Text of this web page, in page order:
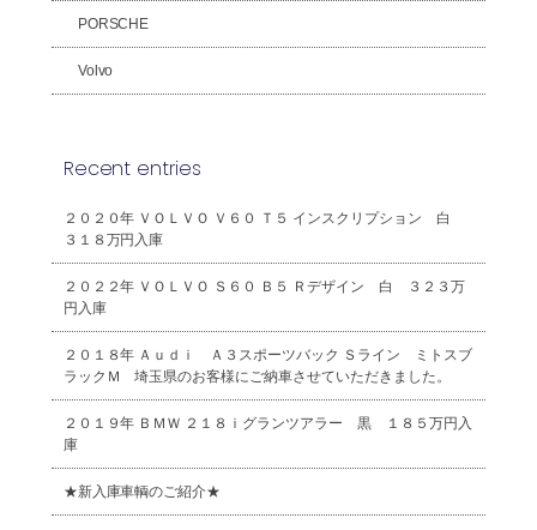
PORSCHE
Volvo
Recent entries
２０２０年 ＶＯＬＶＯ Ｖ６０ Ｔ５ インスクリプション 白
３１８万円入庫
２０２２年 ＶＯＬＶＯ Ｓ６０ Ｂ５ Ｒデザイン 白 ３２３万
円入庫
２０１８年 Ａｕｄｉ Ａ３スポーツバック Ｓライン ミトスブ
ラックＭ 埼玉県のお客様にご納車させていただきました。
２０１９年 ＢＭＷ ２１８ｉグランツアラー 黒 １８５万円入
庫
★新入庫車輌のご紹介★